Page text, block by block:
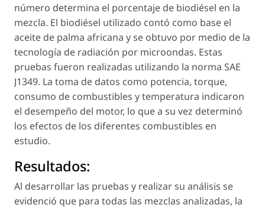
número determina el porcentaje de biodiésel en la
mezcla. El biodiésel utilizado contó como base el
aceite de palma africana y se obtuvo por medio de la
tecnología de radiación por microondas. Estas
pruebas fueron realizadas utilizando la norma SAE
J1349. La toma de datos como potencia, torque,
consumo de combustibles y temperatura indicaron
el desempeño del motor, lo que a su vez determinó
los efectos de los diferentes combustibles en
estudio.
Resultados:
Al desarrollar las pruebas y realizar su análisis se
evidenció que para todas las mezclas analizadas, la